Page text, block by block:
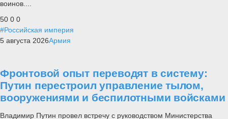
воинов....
50 0 0
#Российская империя
5 августа 2026Армия
Фронтовой опыт переводят в систему:
Путин перестроил управление тылом,
вооружениями и беспилотными войсками
Владимир Путин провел встречу с руководством Министерства